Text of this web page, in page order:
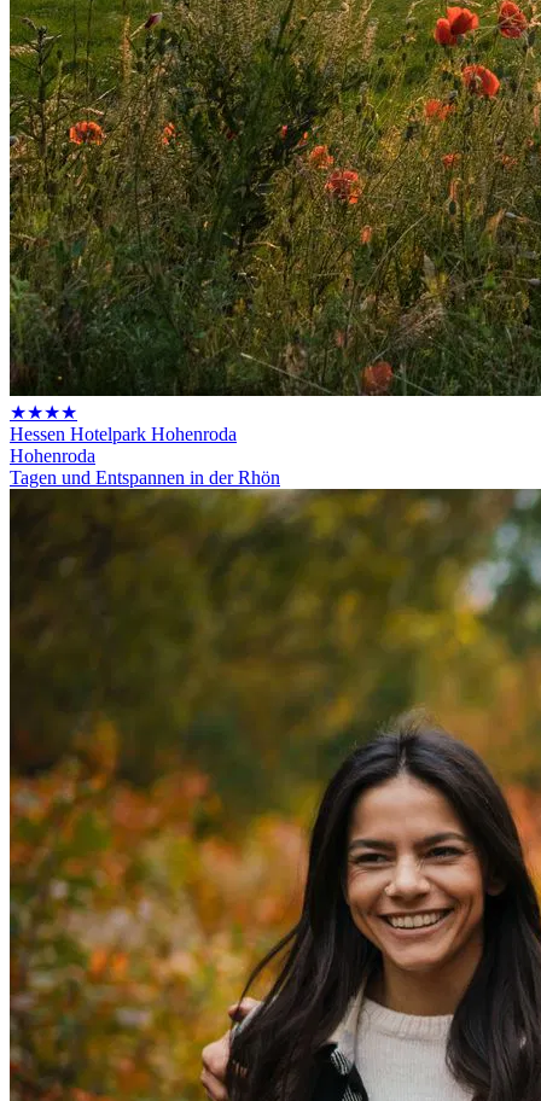
★★★★
Hessen Hotelpark Hohenroda
Hohenroda
Tagen und Entspannen in der Rhön